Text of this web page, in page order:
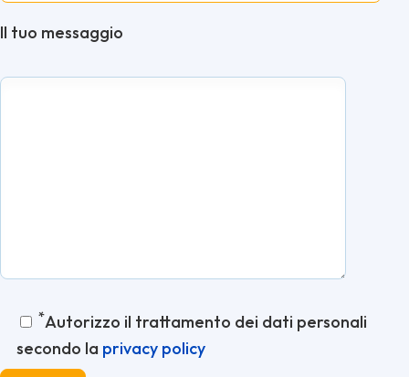
Il tuo messaggio
*Autorizzo il trattamento dei dati personali
secondo la privacy policy